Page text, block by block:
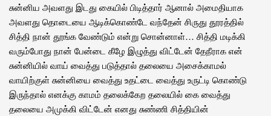
சுன்னிய அவளது இடது கையில் பிடித்தார் ஆனால் அமைதியாக
அவளது தொடையை ஆடிக்கொண்டே வந்தேன் சிருது தூரத்தில்
சித்தி நான் தூங்க வேண்டும் என்று சொன்னாள்… சித்தி மடிக்கி
வரும்போது நான் பேன்டை கீழே இழுத்து விட்டேன் தேநீராக என்
சுன்னியில் வாய் வைத்து படுத்தால் தலையை அசைக்காமல்
வாயிற்குள் சுன்னியை வைத்து உதட்டை வைத்து உருட்டி கொண்டு
இருந்தால் எனக்கு காமம் தலைக்கேற தலையில் கை வைத்து
தலையை அமுக்கி விட்டேன் எனது சுண்ணி சித்தியின்